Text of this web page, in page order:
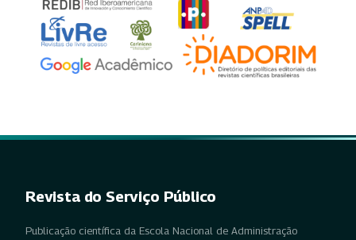
Revista do Serviço Público
Publicação científica da Escola Nacional de Administração